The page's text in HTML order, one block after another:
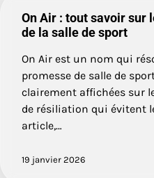
On Air : tout savoir
de la salle de sport
On Air est un nom qui
promesse de salle de
clairement affichées sur
de résiliation qui évitent
article,…
19 janvier 2026